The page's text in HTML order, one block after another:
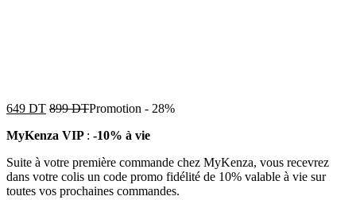
649 DT 899DTPromotion - 28%
MyKenza VIP : -10% à vie
Suite à votre première commande chez MyKenza, vous recevrez
dans votre colis un code promo fidélité de 10% valable à vie sur
toutes vos prochaines commandes.